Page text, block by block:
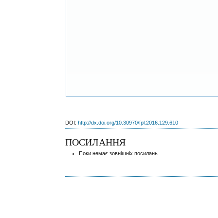
DOI:http://dx.doi.org/10.30970/fpl.2016.129.610
ПОСИЛАННЯ
Поки немає зовнішніх посилань.